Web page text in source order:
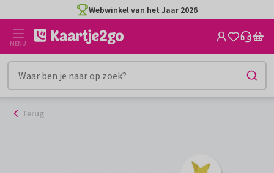
naar
inhoud
Webwinkel van het Jaar 2026
MENU
Terug